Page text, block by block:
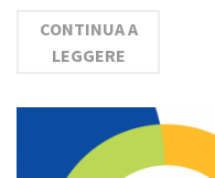
CONTINUA A
LEGGERE